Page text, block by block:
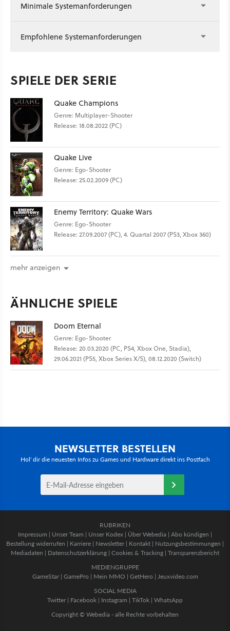
Minimale Systemanforderungen
Empfohlene Systemanforderungen
SPIELE DER SERIE
Quake Champions
Genre: Multiplayer-Shooter
Release: 18.08.2022 (PC)
Quake Live
Genre: Ego-Shooter
Release: 25.02.2009 (PC)
Enemy Territory: Quake Wars
Genre: Ego-Shooter
Release: 27.09.2007 (PC), 4. Quartal 2007 (PS3, Xbox 360)
mehr anzeigen
ÄHNLICHE SPIELE
Doom Eternal
Genre: Ego-Shooter
Release: 20.03.2020 (PC, PS4, Xbox One, Stadia),
29.06.2021 (PS5, Xbox Series X/S), 08.12.2020 (Switch)
NEWSLETTER BESTELLEN
Hol' dir die neuesten Infos zu Games und Hardware direkt ins Postfach
RUBRIKEN
Impressum | Unser Team | Unser Kodex | Über Webedia | Abo kündigen |
Bestellung widerrufen | Karriere | Newsletter | Kontakt | Nutzungsbestimmungen |
Mediadaten | Datenschutzerklärung | Cookies & Tracking | Transparenzbericht
MEDIENGRUPPE
GameStar| GamePro | Mein MMO | GetHero | Jeuxvideo.com
SOCIAL MEDIA
Twitter | Facebook | Instagram | TikTok | WhatsApp
Copyright © Webedia - alle Rechte vorbehalten